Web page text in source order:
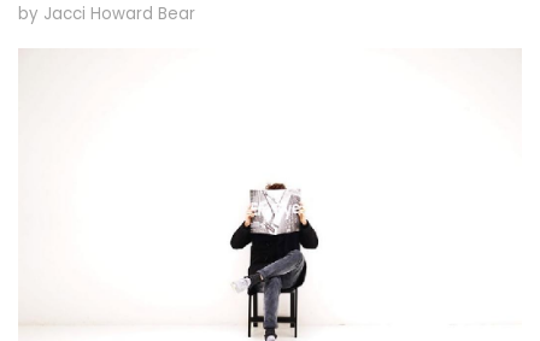
by Jacci Howard Bear